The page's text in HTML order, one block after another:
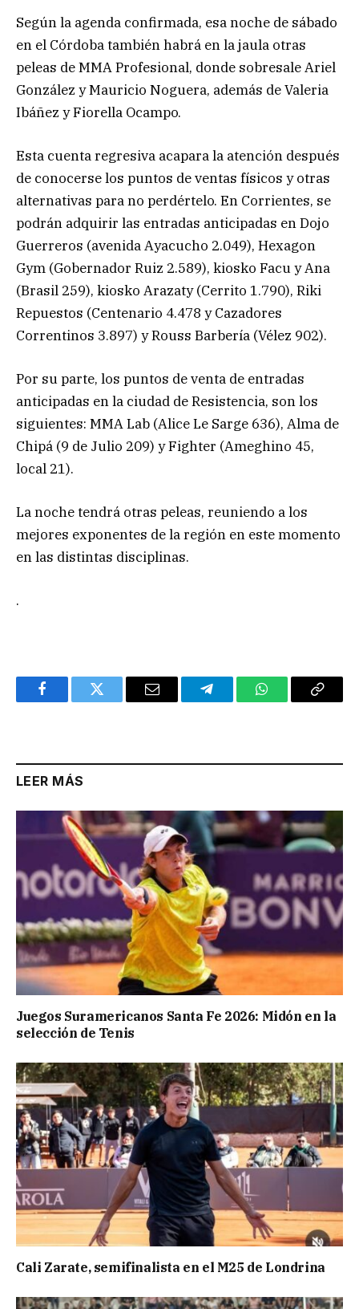
Según la agenda confirmada, esa noche de sábado
en el Córdoba también habrá en la jaula otras
peleas de MMA Profesional, donde sobresale Ariel
González y Mauricio Noguera, además de Valeria
Ibáñez y Fiorella Ocampo.
Esta cuenta regresiva acapara la atención después
de conocerse los puntos de ventas físicos y otras
alternativas para no perdértelo. En Corrientes, se
podrán adquirir las entradas anticipadas en Dojo
Guerreros (avenida Ayacucho 2.049), Hexagon
Gym (Gobernador Ruiz 2.589), kiosko Facu y Ana
(Brasil 259), kiosko Arazaty (Cerrito 1.790), Riki
Repuestos (Centenario 4.478 y Cazadores
Correntinos 3.897) y Rouss Barbería (Vélez 902).
Por su parte, los puntos de venta de entradas
anticipadas en la ciudad de Resistencia, son los
siguientes: MMA Lab (Alice Le Sarge 636), Alma de
Chipá (9 de Julio 209) y Fighter (Ameghino 45,
local 21).
La noche tendrá otras peleas, reuniendo a los
mejores exponentes de la región en este momento
en las distintas disciplinas.
.
FacebookTwitter Email TelegramWhatsAppCopy
LEER MÁS
Juegos Suramericanos Santa Fe 2026: Midón en la
selección de Tenis
Cali Zarate, semifinalista en el M25 de Londrina